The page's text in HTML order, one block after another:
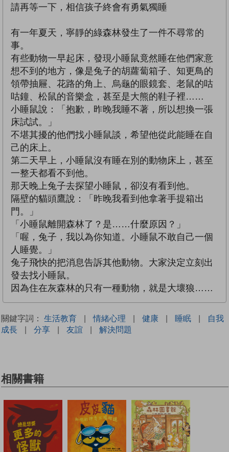
請再等一下，相信孩子終會有勇氣獨睡
有一年夏天，寧靜的綠森林發生了一件不尋常的
事。
有些動物一早起床，發現小睡鼠竟然睡在他們家意
想不到的地方，像是兔子的胡蘿蔔箱子、知更鳥的
領帶抽屜、花路的角上、烏龜的眼鏡套、老鼠的咕
咕鐘、松鼠的音樂盒，甚至是大熊的鞋子裡……
小睡鼠說：「抱歉，昨晚我睡不著，所以想換一張
床試試。」
不堪其擾的他們找小睡鼠談，希望他從此能睡在自
己的床上。
第二天早上，小睡鼠沒有睡在別的動物床上，甚至
一整天都看不到他。
那天晚上兔子去探望小睡鼠，卻沒有看到他。
隔壁的貓頭鷹說：「昨晚我看到他拿著手提箱出
門。」
「小睡鼠離開森林了？是……什麼原因？」
「喔，兔子，我以為你知道。小睡鼠不敢自己一個
人睡覺。」
兔子飛快的把消息告訴其他動物。大家決定立刻出
發去找小睡鼠。
因為住在灰森林的只有一種動物，就是大壞狼……
關鍵字詞： 生活教育 | 情緒心理 | 健康 | 睡眠 |
自我
成長
| 分享 | 友誼 | 解決問題
相關書籍